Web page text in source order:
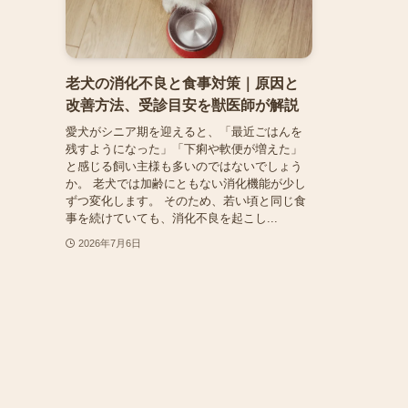
老犬の消化不良と食事対策｜原因と
改善方法、受診目安を獣医師が解説
愛犬がシニア期を迎えると、「最近ごはんを
残すようになった」「下痢や軟便が増えた」
と感じる飼い主様も多いのではないでしょう
か。 老犬では加齢にともない消化機能が少し
ずつ変化します。 そのため、若い頃と同じ食
事を続けていても、消化不良を起こし...
2026年7月6日